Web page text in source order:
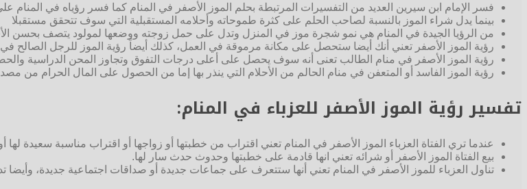
فسر الإمام ابن سيرين العديد من التفسيرات المرتبطة بحلم الموز الأصفر في المنام كما فسر رؤياه في المنام
بينما يدل شراء الموز بالنسبة لصاحب الحلم على كثرة طموحاته وأحلامه المستقبلية التي سوف تتحقق مستقبلا
من الرؤيا الجيدة في المنام هي نمو شجرة موز في المنزل وتدل على حمل زوجته ووضعها لمولود يتصف بحسن
رؤية الموز الأصفر تعني أنك أيضا ستحصل على مكانة مرموقة في العمل، كذلك أيضاً رؤية الموز للرجل الصالح في
رؤية الموز الأصفر في منام الطالب تعنى أنه سوف يحصل على أعلى درجات التفوق وتجاوز المحن الدراسية
رؤية الموز الفاسد أو المتعفن في منام الحالم من الأحلام التي ينذر بها إما من الحصول على المال الحرام من
تفسير رؤية الموز الأصفر للعزباء في المنام:
عندما تري الفتاة العزباء الموز الأصفر في المنام تعني اقتراب من خطبتها أو زواجها أو اقتراب مناسبة
بيع الفتاة الموز الأصفر أو شرائه تعني انها قادمة على خطبتها وحدوث حدث سار لها.
تناول العزباء للموز الأصفر في المنام تعني أنها ستتعرف على جماعات جديدة أو صداقات اجتماعية جديدة، وأيضا